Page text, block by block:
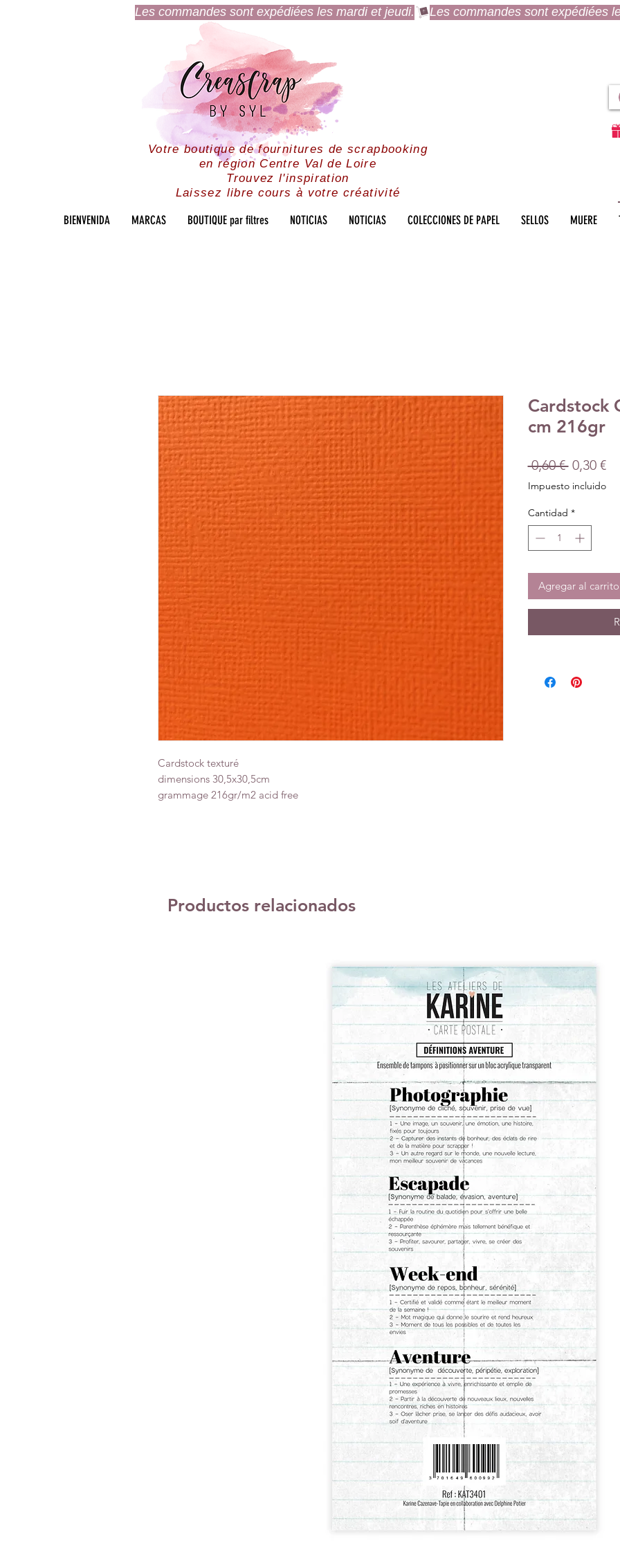
Les commandes sont expédiées les mardi et jeudi.
Votre boutique de fournitures de scrapbooking
en région Centre Val de Loire
Trouvez l'inspiration
Laissez libre cours à votre créativité
BIENVENIDA MARCAS BOUTIQUE par filtres NOTICIAS NOTICIAS COLECCIONES DE PAPEL SELLOS MUERE
Cardstock texturé
dimensions 30,5x30,5cm
grammage 216gr/m2 acid free
Cardstock
cm 216gr
0,60 € Precio
0,30 €
de
Impuesto incluido
Cantidad *
Agregar al carrito
Productos relacionados